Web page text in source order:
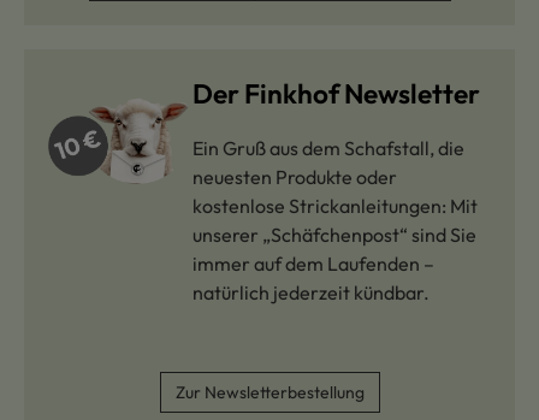
Der Finkhof Newsletter
Ein Gruß aus dem Schafstall, die
neuesten Produkte oder
kostenlose Strickanleitungen: Mit
unserer „Schäfchenpost“ sind Sie
immer auf dem Laufenden –
natürlich jederzeit kündbar.
Zur Newsletterbestellung